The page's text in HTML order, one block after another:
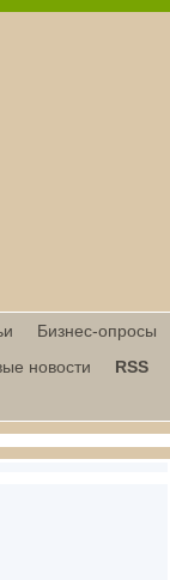
Бизнес-опросы
новости RSS